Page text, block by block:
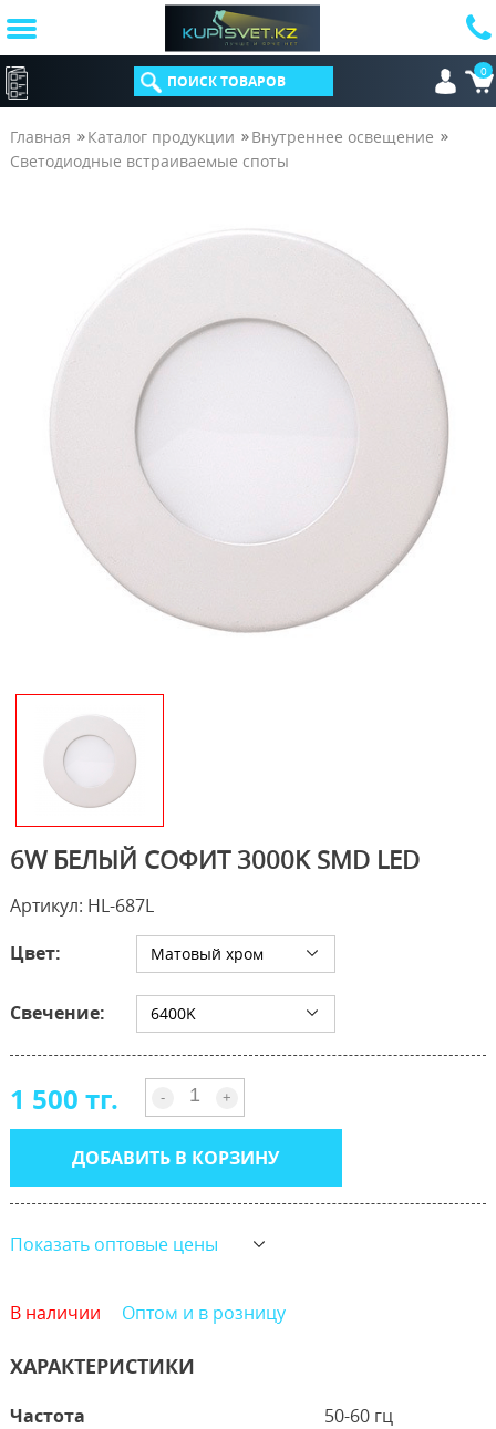
КАТАЛОГ 0
Главная Каталог продукции
Внутреннее освещение
Светодиодные встраиваемые споты
6W БЕЛЫЙ СОФИТ 3000K SMD LED
Артикул: HL-687L
Цвет:
Матовый хром
Свечение: 6400K
1 500 тг. - +
ДОБАВИТЬ В КОРЗИНУ
Показать оптовые цены
В наличии Оптом и в розницу
ХАРАКТЕРИСТИКИ
Частота
50-60 гц